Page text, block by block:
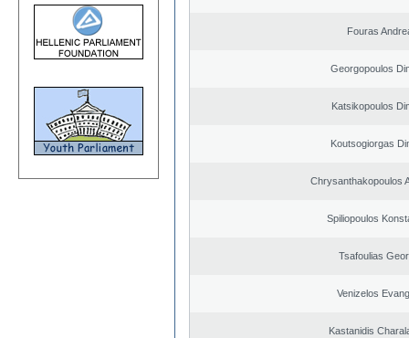
Fouras
Georgopoulos
Katsikopoulos
Koutsogiorgas
Chrysanthakopoulos
Spiliopoulos
Tsafoulias
Venizelos
Kastanidis